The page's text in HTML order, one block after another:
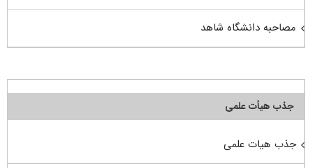
مصاحبه دانشگاه شاهد
جذب هیأت علمی
جذب هیات علمی